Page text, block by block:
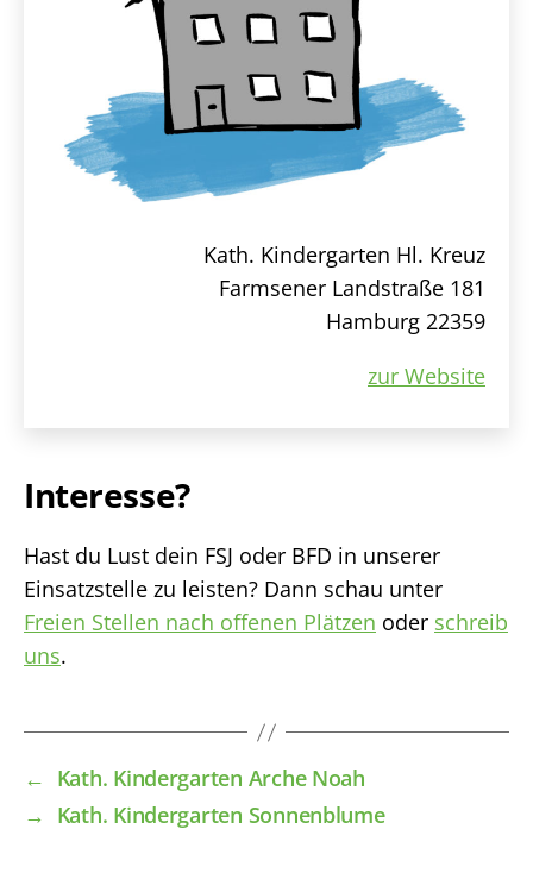
Kath. Kindergarten Hl. Kreuz
Farmsener Landstraße 181
Hamburg 22359
zur Website
Interesse?
Hast du Lust dein FSJ oder BFD in unserer
Einsatzstelle zu leisten? Dann schau unter
Freien Stellen nach offenen Plätzen oder schreib
uns.
← Kath. Kindergarten Arche Noah
→ Kath. Kindergarten Sonnenblume